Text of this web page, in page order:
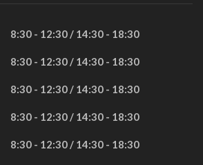
8:30 - 12:30 / 14:30 - 18:30
8:30 - 12:30 / 14:30 - 18:30
8:30 - 12:30 / 14:30 - 18:30
8:30 - 12:30 / 14:30 - 18:30
8:30 - 12:30 / 14:30 - 18:30